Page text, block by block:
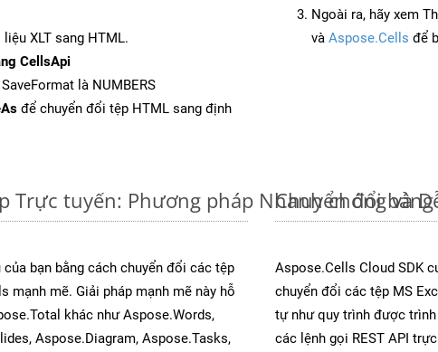
XLT sang HTML.
CellsApi
là NUMBERS
để chuyển đổi tệp HTML sang định
Ngoài ra, hãy xem
và Aspose.Cells để
Trực tuyến: Phương pháp Nhanh chóng và
bạn bằng cách chuyển đổi các tệp
mạnh mẽ. Giải pháp mạnh mẽ này hỗ
khác như Aspose.Words,
Aspose.Diagram, Aspose.Tasks,
Chuyển đổi
Aspose.Cells Cloud SDK
chuyển đổi các tệp MS
tự như quy trình được trình
các lệnh gọi REST API